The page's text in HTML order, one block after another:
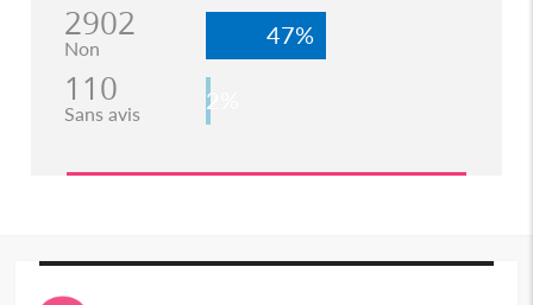
2902
Non 47%
110
Sans avis 2%